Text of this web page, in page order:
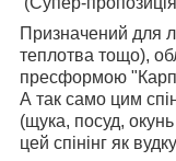
Призначений для
теплотва тощо),
пресформою
А так само цим
(щука, посуд,
цей спінінг як